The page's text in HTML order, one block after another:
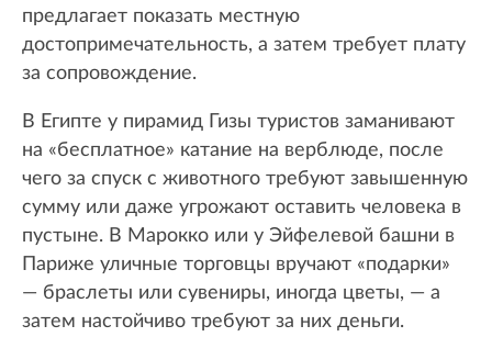
предлагает показать местную
достопримечательность, а затем требует плату
за сопровождение.
В Египте у пирамид Гизы туристов заманивают
на «бесплатное» катание на верблюде, после
чего за спуск с животного требуют завышенную
сумму или даже угрожают оставить человека в
пустыне. В Марокко или у Эйфелевой башни в
Париже уличные торговцы вручают «подарки»
— браслеты или сувениры, иногда цветы, — а
затем настойчиво требуют за них деньги.